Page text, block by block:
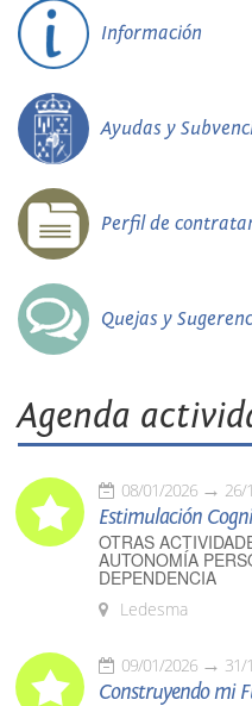
Información
Ayudas y
Perfil de
Quejas y
Agenda
08/01/2026 26/
Estimulación
OTRAS
AUTONOMÍA
DEPENDENCIA
Ledesma
09/01/2026 31/
Construyendo mi